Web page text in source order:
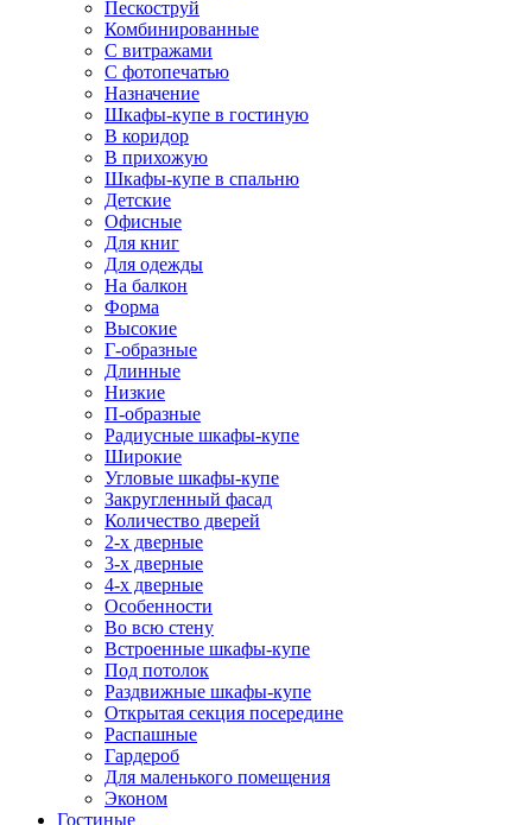
Пескоструй
Комбинированные
С витражами
С фотопечатью
Назначение
Шкафы-купе в гостиную
В коридор
В прихожую
Шкафы-купе в спальню
Детские
Офисные
Для книг
Для одежды
На балкон
Форма
Высокие
Г-образные
Длинные
Низкие
П-образные
Радиусные шкафы-купе
Широкие
Угловые шкафы-купе
Закругленный фасад
Количество дверей
2-х дверные
3-х дверные
4-х дверные
Особенности
Во всю стену
Встроенные шкафы-купе
Под потолок
Раздвижные шкафы-купе
Открытая секция посередине
Распашные
Гардероб
Для маленького помещения
Эконом
Гостиные